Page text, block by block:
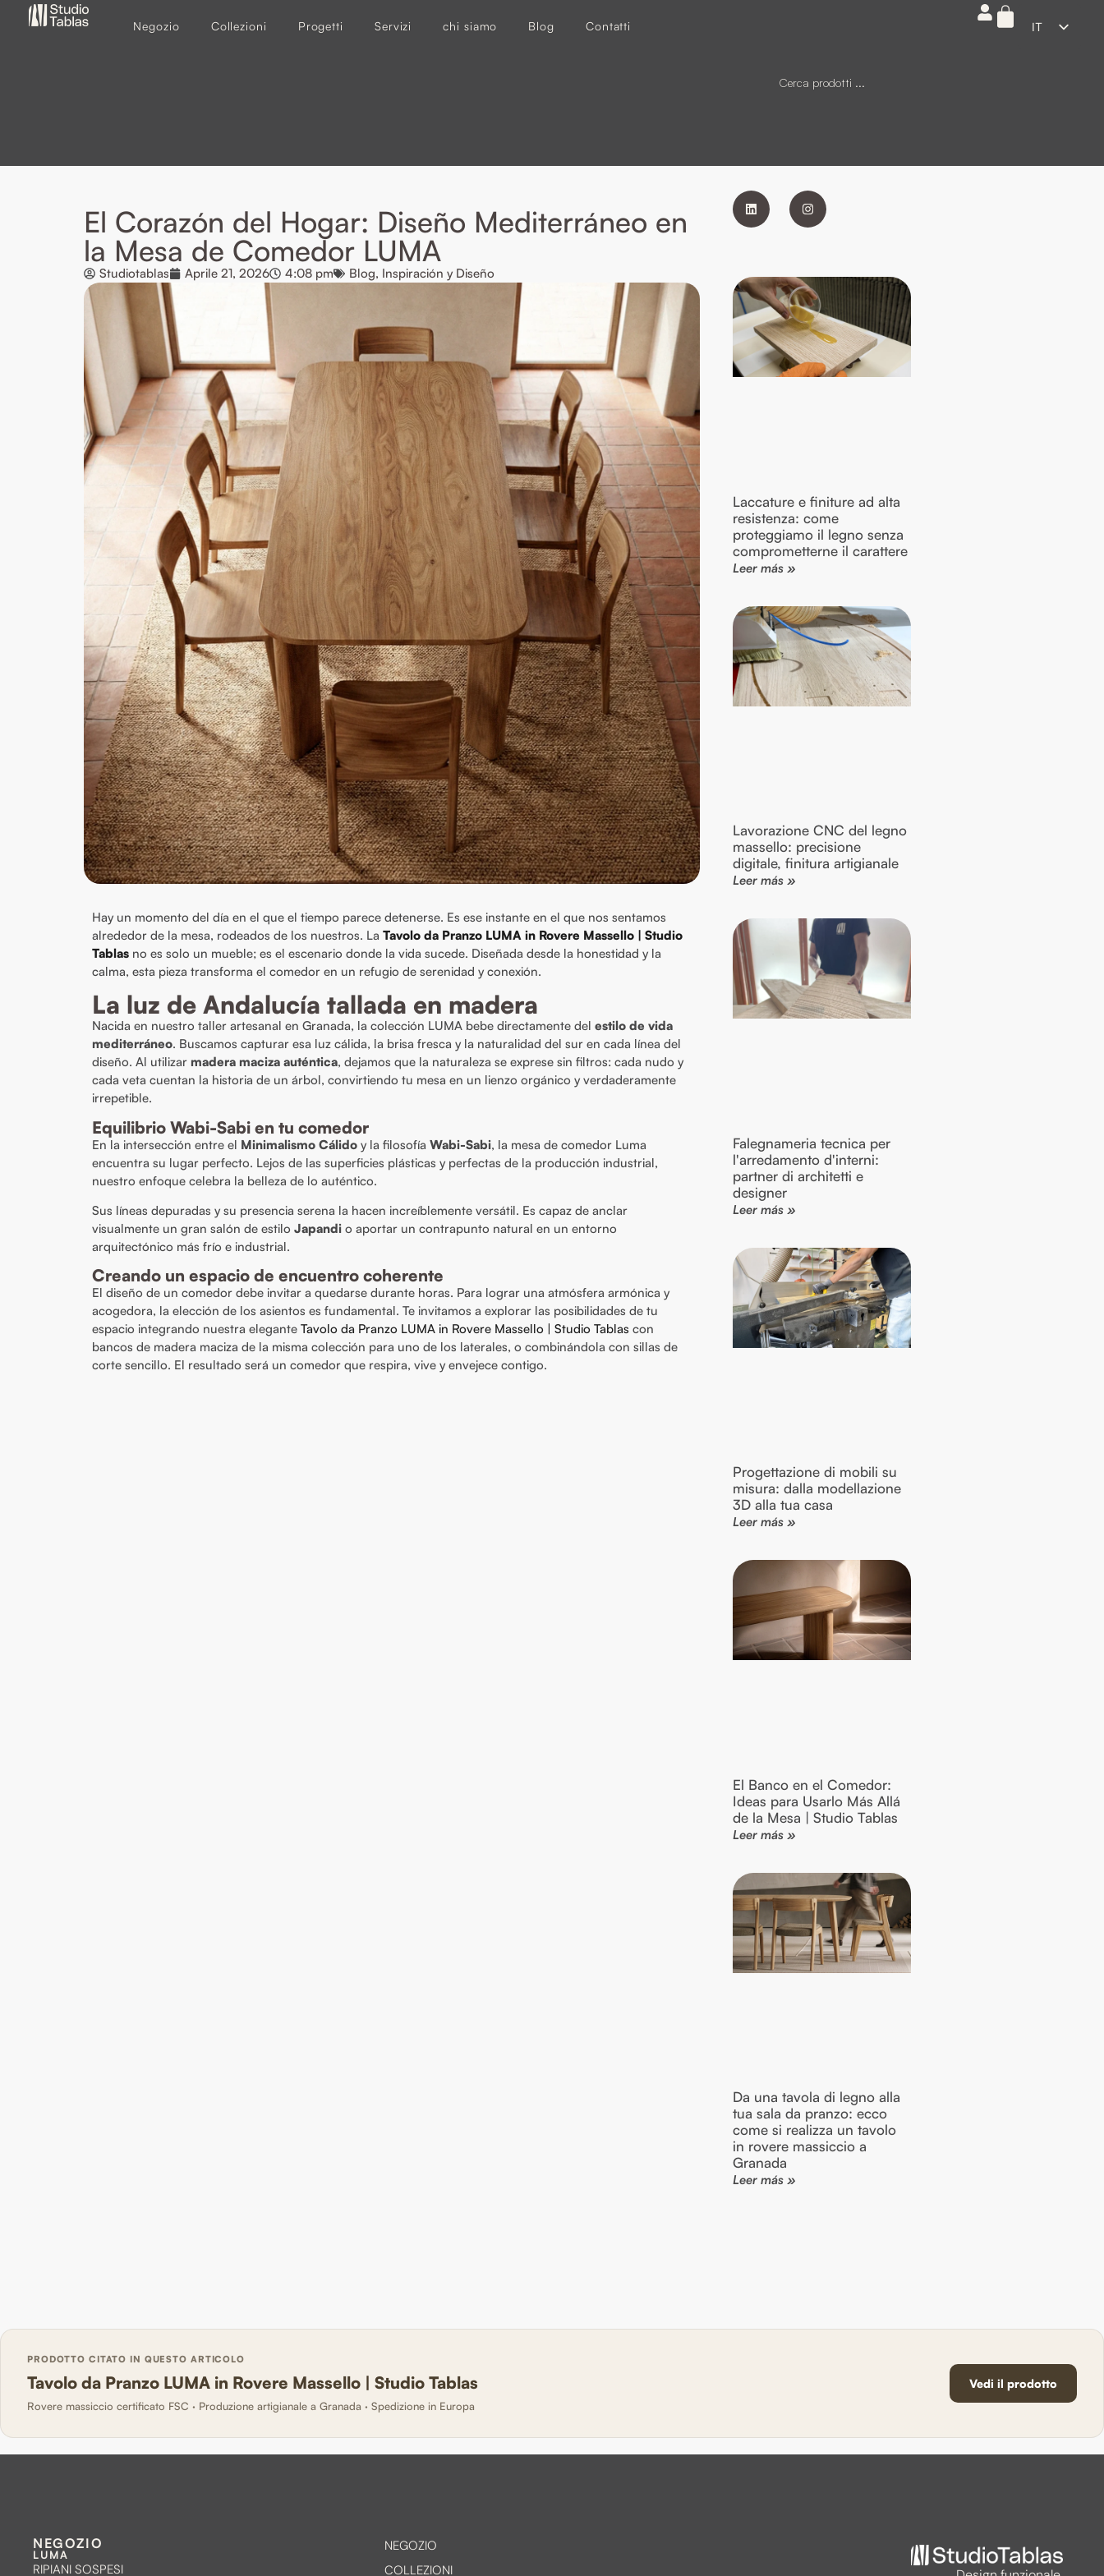
Negozio Collezioni Progetti Servizi chi siamo Blog Contatti
IT
El Corazón del Hogar: Diseño Mediterráneo en
la Mesa de Comedor LUMA
Studiotablas Aprile 21, 2026 4:08 pm Blog, Inspiración y Diseño
Hay un momento del día en el que el tiempo parece detenerse. Es ese instante en el que nos sentamos
alrededor de la mesa, rodeados de los nuestros. La Tavolo da Pranzo LUMA in Rovere Massello | Studio
Tablas no es solo un mueble; es el escenario donde la vida sucede. Diseñada desde la honestidad y la
calma, esta pieza transforma el comedor en un refugio de serenidad y conexión.
La luz de Andalucía tallada en madera
Nacida en nuestro taller artesanal en Granada, la colección LUMA bebe directamente del estilo de vida
mediterráneo. Buscamos capturar esa luz cálida, la brisa fresca y la naturalidad del sur en cada línea del
diseño. Al utilizar madera maciza auténtica, dejamos que la naturaleza se exprese sin filtros: cada nudo y
cada veta cuentan la historia de un árbol, convirtiendo tu mesa en un lienzo orgánico y verdaderamente
irrepetible.
Equilibrio Wabi-Sabi en tu comedor
En la intersección entre el Minimalismo Cálido y la filosofía Wabi-Sabi, la mesa de comedor Luma
encuentra su lugar perfecto. Lejos de las superficies plásticas y perfectas de la producción industrial,
nuestro enfoque celebra la belleza de lo auténtico.
Sus líneas depuradas y su presencia serena la hacen increíblemente versátil. Es capaz de anclar
visualmente un gran salón de estilo Japandi o aportar un contrapunto natural en un entorno
arquitectónico más frío e industrial.
Creando un espacio de encuentro coherente
El diseño de un comedor debe invitar a quedarse durante horas. Para lograr una atmósfera armónica y
acogedora, la elección de los asientos es fundamental. Te invitamos a explorar las posibilidades de tu
espacio integrando nuestra elegante Tavolo da Pranzo LUMA in Rovere Massello | Studio Tablas con
bancos de madera maciza de la misma colección para uno de los laterales, o combinándola con sillas de
corte sencillo. El resultado será un comedor que respira, vive y envejece contigo.
Laccature e finiture ad alta
resistenza: come
proteggiamo il legno senza
comprometterne il carattere
Leer más »
Lavorazione CNC del legno
massello: precisione
digitale, finitura artigianale
Leer más »
Falegnameria tecnica per
l'arredamento d'interni:
partner di architetti e
designer
Leer más »
Progettazione di mobili su
misura: dalla modellazione
3D alla tua casa
Leer más »
El Banco en el Comedor:
Ideas para Usarlo Más Allá
de la Mesa | Studio Tablas
Leer más »
Da una tavola di legno alla
tua sala da pranzo: ecco
come si realizza un tavolo
in rovere massiccio a
Granada
Leer más »
PRODOTTO CITATO IN QUESTO ARTICOLO
Tavolo da Pranzo LUMA in Rovere Massello | Studio Tablas
Rovere massiccio certificato FSC · Produzione artigianale a Granada · Spedizione in Europa
Vedi il prodotto
NEGOZIO
LUMA
RIPIANI SOSPESI
NEGOZIO
COLLEZIONI